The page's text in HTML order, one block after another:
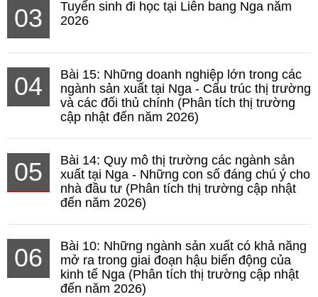
03
Tuyển sinh đi học tại Liên bang Nga năm
2026
04
Bài 15: Những doanh nghiệp lớn trong các
ngành sản xuất tại Nga - Cấu trúc thị trường
và các đối thủ chính (Phân tích thị trường
cập nhật đến năm 2026)
05
Bài 14: Quy mô thị trường các ngành sản
xuất tại Nga - Những con số đáng chú ý cho
nhà đầu tư (Phân tích thị trường cập nhật
đến năm 2026)
06
Bài 10: Những ngành sản xuất có khả năng
mở ra trong giai đoạn hậu biến động của
kinh tế Nga (Phân tích thị trường cập nhật
đến năm 2026)